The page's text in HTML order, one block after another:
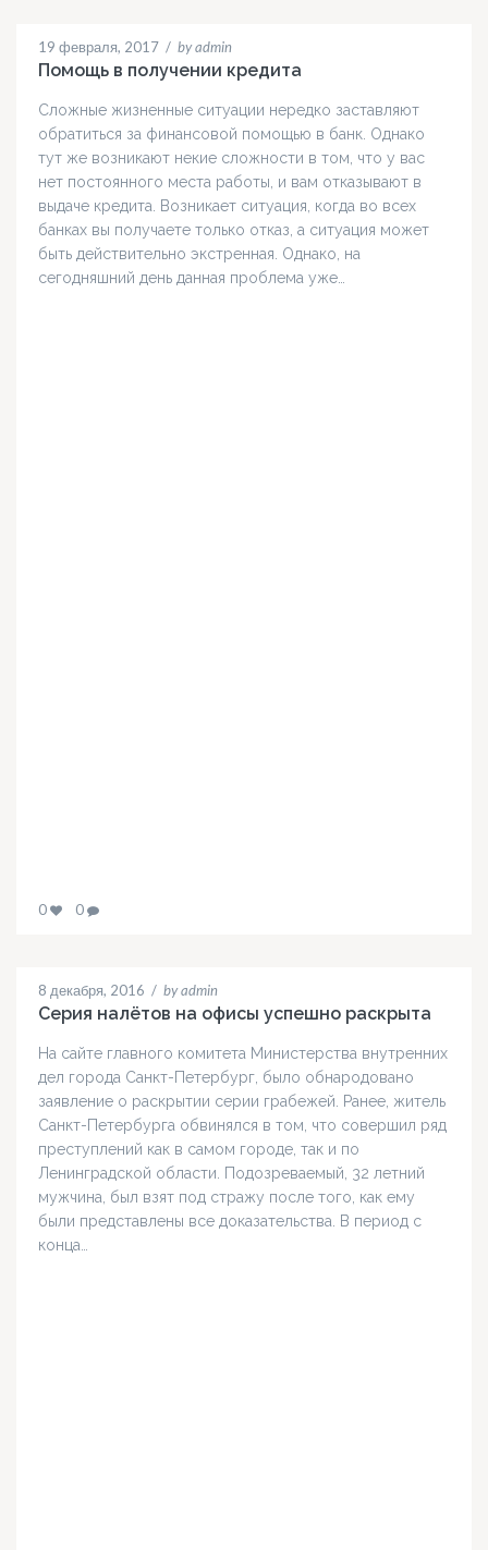
19 февраля, 2017 / by admin
Помощь в получении кредита
Сложные жизненные ситуации нередко заставляют
обратиться за финансовой помощью в банк. Однако
тут же возникают некие сложности в том, что у вас
нет постоянного места работы, и вам отказывают в
выдаче кредита. Возникает ситуация, когда во всех
банках вы получаете только отказ, а ситуация может
быть действительно экстренная. Однако, на
сегодняшний день данная проблема уже…
0 0
8 декабря, 2016 / by admin
Серия налётов на офисы успешно раскрыта
На сайте главного комитета Министерства внутренних
дел города Санкт-Петербург, было обнародовано
заявление о раскрытии серии грабежей. Ранее, житель
Санкт-Петербурга обвинялся в том, что совершил ряд
преступлений как в самом городе, так и по
Ленинградской области. Подозреваемый, 32 летний
мужчина, был взят под стражу после того, как ему
были представлены все доказательства. В период с
конца…